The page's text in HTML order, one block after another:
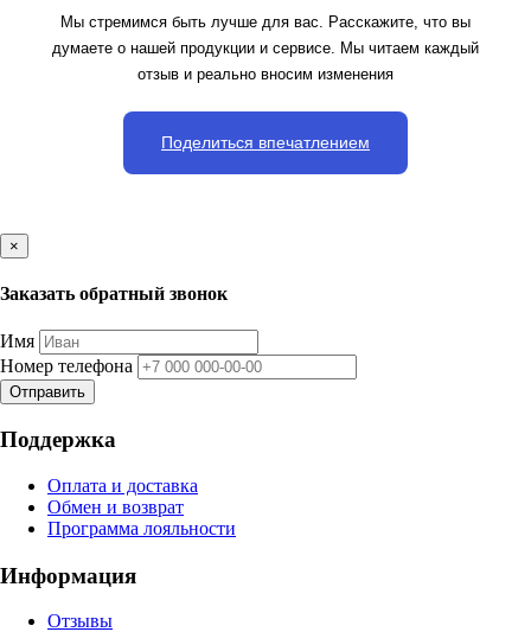
Мы стремимся быть лучше для вас. Расскажите, что вы
думаете о нашей продукции и сервисе. Мы читаем каждый
отзыв и реально вносим изменения
Поделиться впечатлением
×
Заказать обратный звонок
Имя
Номер телефона
Отправить
Поддержка
Оплата и доставка
Обмен и возврат
Программа лояльности
Информация
Отзывы